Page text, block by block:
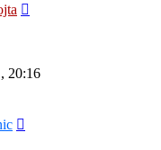
20:16